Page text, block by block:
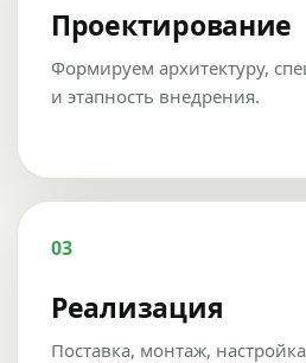
Проектирование
Формируем архитектуру,
и этапность внедрения.
03
Реализация
Поставка, монтаж,